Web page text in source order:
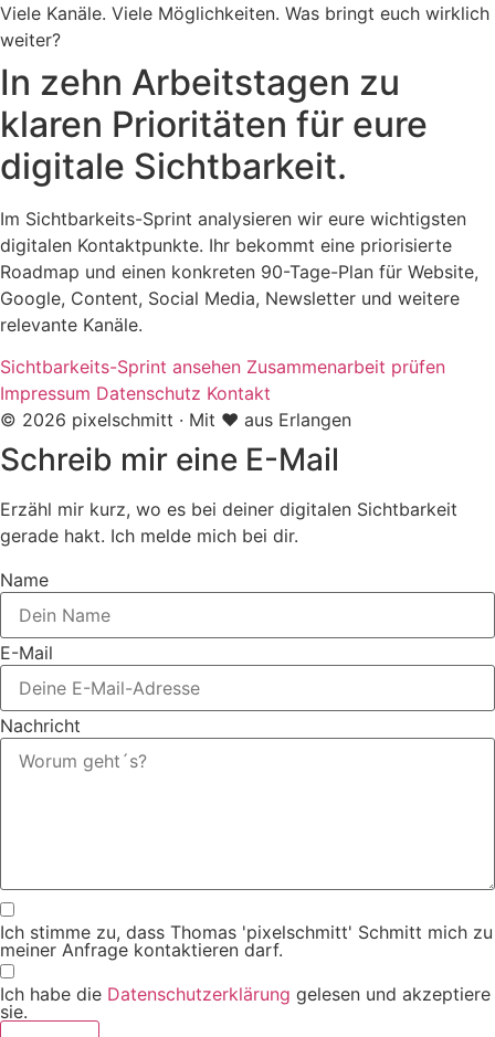
Viele Kanäle. Viele Möglichkeiten. Was bringt euch wirklich
weiter?
In zehn Arbeitstagen zu
klaren Prioritäten für eure
digitale Sichtbarkeit.
Im Sichtbarkeits-Sprint analysieren wir eure wichtigsten
digitalen Kontaktpunkte. Ihr bekommt eine priorisierte
Roadmap und einen konkreten 90-Tage-Plan für Website,
Google, Content, Social Media, Newsletter und weitere
relevante Kanäle.
Sichtbarkeits-Sprint ansehen Zusammenarbeit prüfen
Impressum Datenschutz Kontakt
© 2026 pixelschmitt · Mit ❤️ aus Erlangen
Schreib mir eine E-Mail
Erzähl mir kurz, wo es bei deiner digitalen Sichtbarkeit
gerade hakt. Ich melde mich bei dir.
Name
E-Mail
Nachricht
Ich stimme zu, dass Thomas 'pixelschmitt' Schmitt mich zu
meiner Anfrage kontaktieren darf.
Ich habe die Datenschutzerklärung gelesen und akzeptiere
sie.